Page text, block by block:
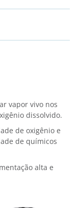
vapor vivo nos
dissolvido.
de oxigênio e
de químicos
alta e